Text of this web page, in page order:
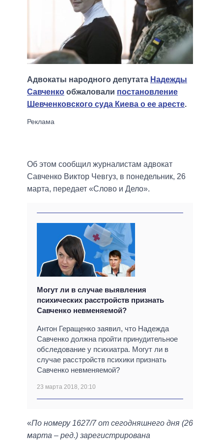
Адвокаты народного депутата Надежды
Савченко обжаловали постановление
Шевченковского суда Киева о ее аресте.
Об этом сообщил журналистам адвокат
Савченко Виктор Чевгуз, в понедельник, 26
марта, передает «Слово и Дело».
Могут ли в случае выявления
психических расстройств признать
Савченко невменяемой?
Антон Геращенко заявил, что Надежда
Савченко должна пройти принудительное
обследование у психиатра. Могут ли в
случае расстройств психики признать
Савченко невменяемой?
23 марта 2018, 20:10
«По номеру 1627/7 от сегодняшнего дня (26
марта – ред.) зарегистрирована